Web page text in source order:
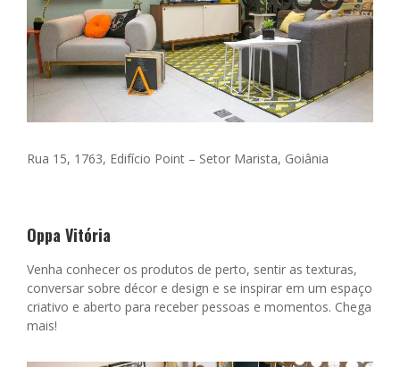
Rua 15, 1763, Edifício Point – Setor Marista, Goiânia
Oppa Vitória
Venha conhecer os produtos de perto, sentir as texturas,
conversar sobre décor e design e se inspirar em um espaço
criativo e aberto para receber pessoas e momentos. Chega
mais!